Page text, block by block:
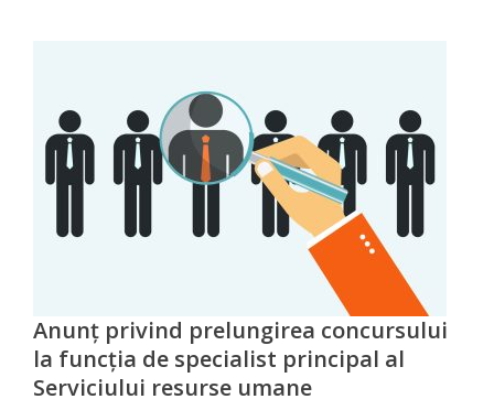
Transparență
decizional
de
participare
Anunț privind prelungirea concursului
la funcția de specialist principal al
Serviciului resurse umane